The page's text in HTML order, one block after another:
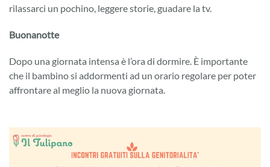
rilassarci un pochino, leggere storie, guadare la tv.
Buonanotte
Dopo una giornata intensa è l’ora di dormire. È importante
che il bambino si addormenti ad un orario regolare per poter
affrontare al meglio la nuova giornata.